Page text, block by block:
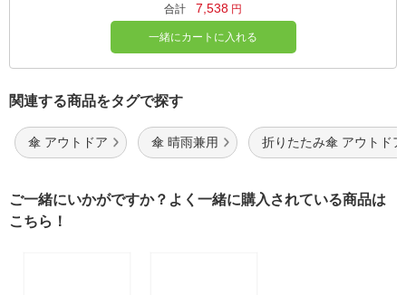
合計 7,538 円
一緒にカートに入れる
関連する商品をタグで探す
傘 アウトドア 傘 晴雨兼用 折りたたみ傘 アウトドア
ご一緒にいかがですか？よく一緒に購入されている商品は
こちら！